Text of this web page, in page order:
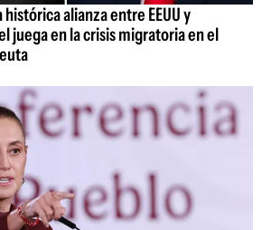
alianza entre EEUU y
juega en la crisis migratoria en el